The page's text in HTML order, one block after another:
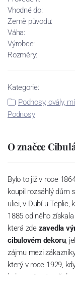
Vhodné do:
Země původu:
Váha:
Výrobce:
Rozměry:
Kategorie:
Podnosy, ovály,
Podnosy
O značce
Bylo to již v roce
koupil rozsáhlý dům
ulici, v Dubí u Teplic,
1885 od něho
která zde zavedla
cibulovém dekoru,
zájmu mezi
který v roce 1929,
byl označován až do